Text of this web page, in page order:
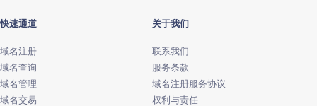
快速通道
域名注册
域名查询
域名管理
域名交易
关于我们
联系我们
服务条款
域名注册服务协议
权利与责任